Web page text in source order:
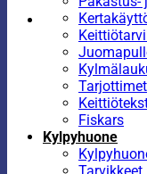
Fiskars
Kylpyhuone